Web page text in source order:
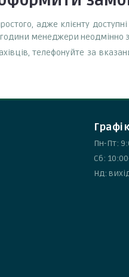
адже клієнту
менеджери
телефонуйте за
Пн-Пт:
Сб:
Нд: